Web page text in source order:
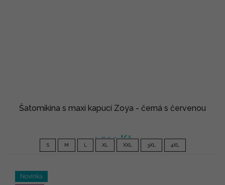
Šatomikina s maxi kapucí Zoya - černá s červenou
1 590 Kč
S M L XL XXL 3XL 4XL
Novinka